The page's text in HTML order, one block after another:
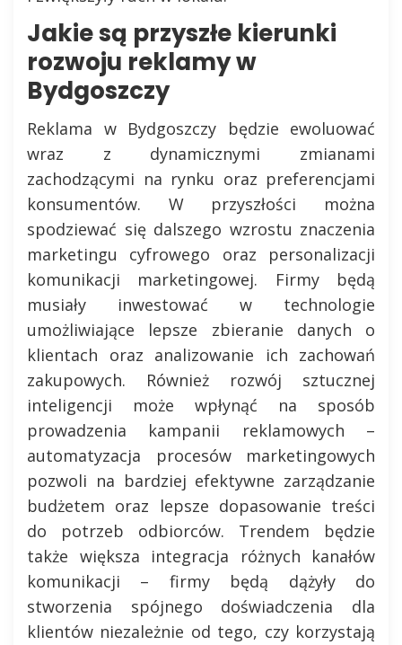
Jakie są przyszłe kierunki
rozwoju reklamy w
Bydgoszczy
Reklama w Bydgoszczy będzie ewoluować
wraz z dynamicznymi zmianami
zachodzącymi na rynku oraz preferencjami
konsumentów. W przyszłości można
spodziewać się dalszego wzrostu znaczenia
marketingu cyfrowego oraz personalizacji
komunikacji marketingowej. Firmy będą
musiały inwestować w technologie
umożliwiające lepsze zbieranie danych o
klientach oraz analizowanie ich zachowań
zakupowych. Również rozwój sztucznej
inteligencji może wpłynąć na sposób
prowadzenia kampanii reklamowych –
automatyzacja procesów marketingowych
pozwoli na bardziej efektywne zarządzanie
budżetem oraz lepsze dopasowanie treści
do potrzeb odbiorców. Trendem będzie
także większa integracja różnych kanałów
komunikacji – firmy będą dążyły do
stworzenia spójnego doświadczenia dla
klientów niezależnie od tego, czy korzystają